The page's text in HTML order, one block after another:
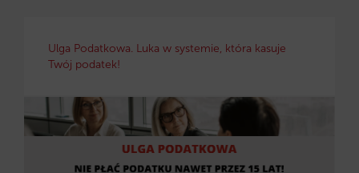
Ulga Podatkowa. Luka w systemie, która kasuje
Twój podatek!